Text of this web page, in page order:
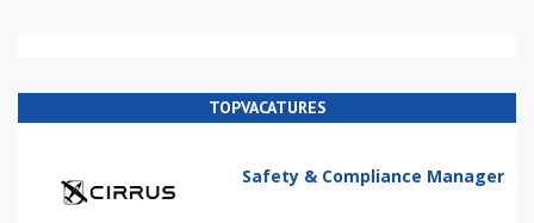
TOPVACATURES
Safety & Compliance Manager